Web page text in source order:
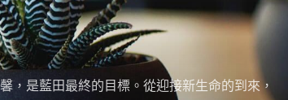
，是藍田最終的目標。從迎接新生命的到來，